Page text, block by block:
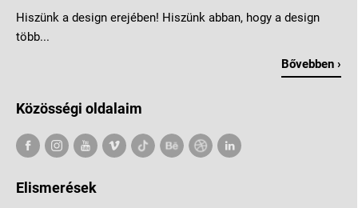
Hiszünk a design erejében! Hiszünk abban, hogy a design
több...
Bővebben ›
Közösségi oldalaim
Elismerések